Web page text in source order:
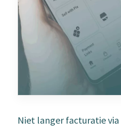
Niet langer facturatie via